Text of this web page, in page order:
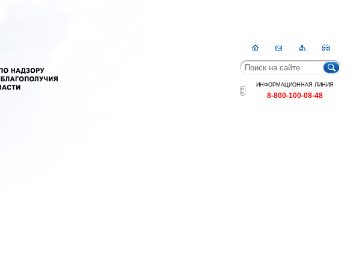
ГлавнаяКонтактыКарта
сайта
RSS
ИНФОРМАЦИОННАЯ ЛИНИЯ
8-800-100-08-48